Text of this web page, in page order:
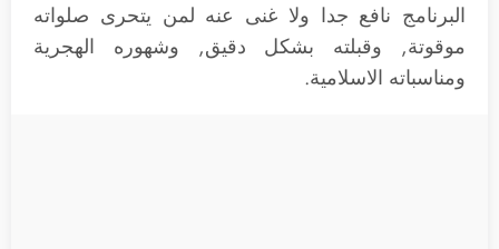
البرنامج نافع جدا ولا غنى عنه لمن يتحرى صلواته
موقوتة, وقبلته بشكل دقيق, وشهوره الهجرية
ومناسباته الاسلامية.